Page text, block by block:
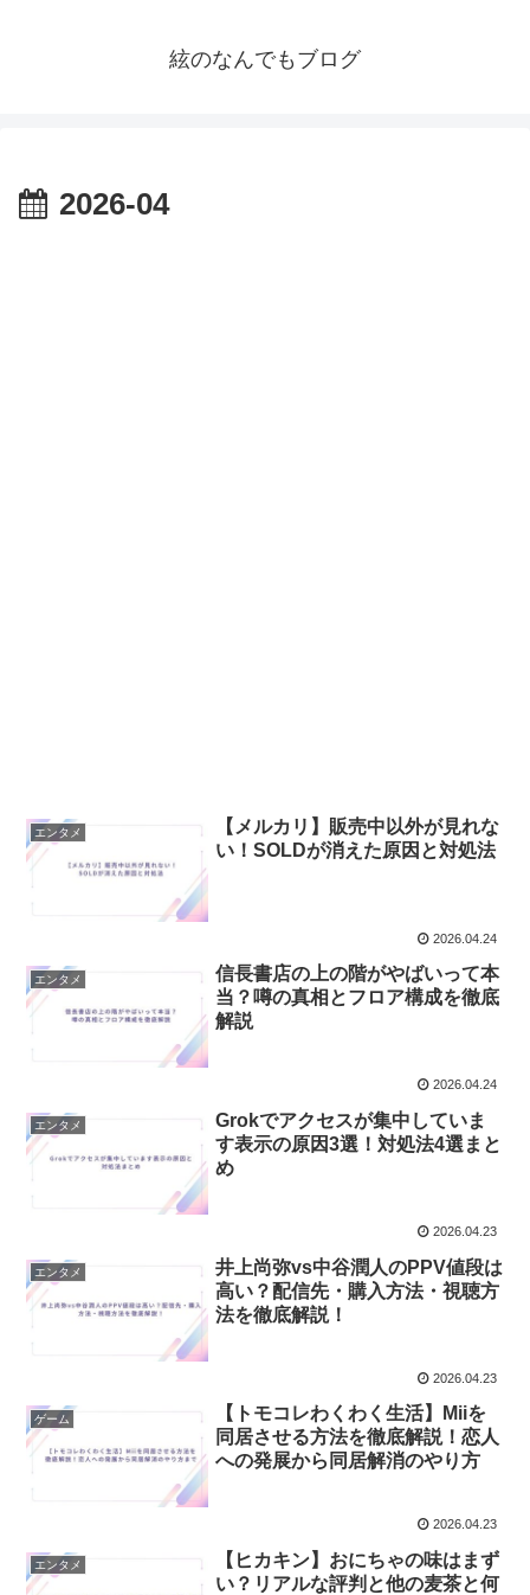
絃のなんでもブログ
2026-04
エンタメ
【メルカリ】販売中以外が見れな
い！SOLDが消えた原因と対処法
2026.04.24
エンタメ
信長書店の上の階がやばいって本
当？噂の真相とフロア構成を徹底
解説
2026.04.24
エンタメ
Grokでアクセスが集中していま
す表示の原因3選！対処法4選まと
め
2026.04.23
エンタメ
井上尚弥vs中谷潤人のPPV値段は
高い？配信先・購入方法・視聴方
法を徹底解説！
2026.04.23
ゲーム
【トモコレわくわく生活】Miiを
同居させる方法を徹底解説！恋人
への発展から同居解消のやり方
2026.04.23
エンタメ
【ヒカキン】おにちゃの味はまず
い？リアルな評判と他の麦茶と何